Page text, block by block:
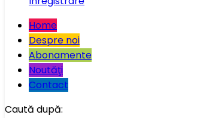
Home
Despre noi
Abonamente
Noutăţi
Contact
Caută după: